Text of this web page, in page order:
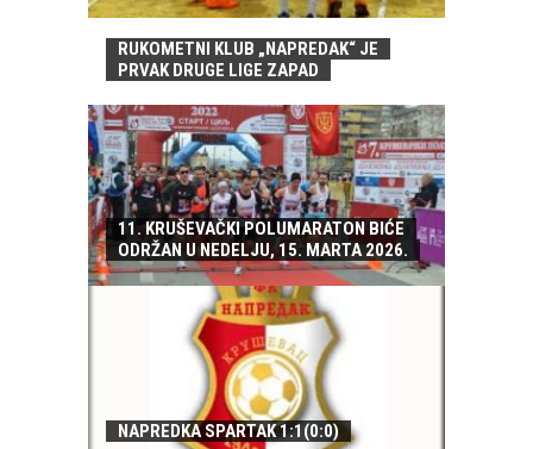
RUKOMETNI KLUB „NAPREDAK“ JE
PRVAK DRUGE LIGE ZAPAD
11. KRUŠEVAČKI POLUMARATON BIĆE
ODRŽAN U NEDELJU, 15. MARTA 2026.
NAPREDKA SPARTAK 1:1(0:0)